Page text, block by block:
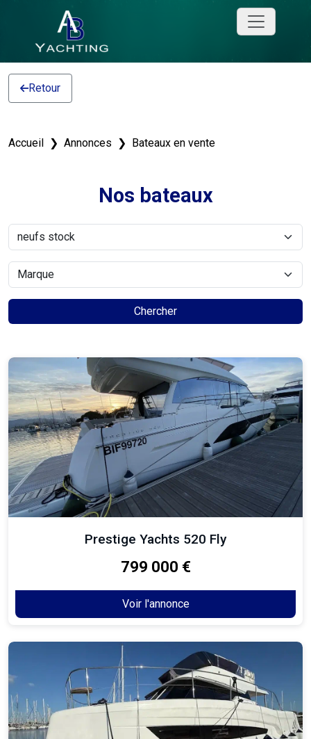
Retour
Accueil Annonces Bateaux en vente
Nos bateaux
Chercher
Prestige Yachts 520 Fly
799 000 €
Voir l'annonce